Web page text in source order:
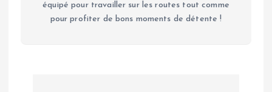
équipé pour travailler sur les routes tout comme
pour profiter de bons moments de détente !